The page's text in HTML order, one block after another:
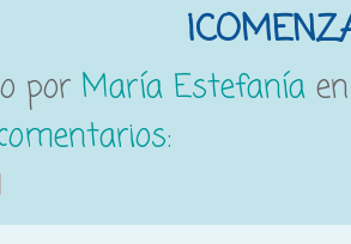
por María Estefanía